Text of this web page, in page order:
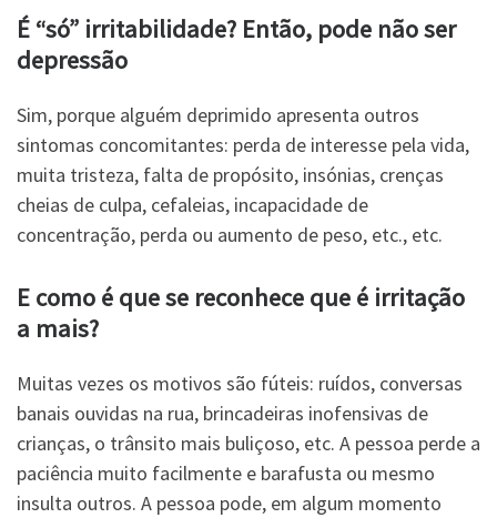
É “só” irritabilidade? Então, pode não ser
depressão
Sim, porque alguém deprimido apresenta outros
sintomas concomitantes: perda de interesse pela vida,
muita tristeza, falta de propósito, insónias, crenças
cheias de culpa, cefaleias, incapacidade de
concentração, perda ou aumento de peso, etc., etc.
E como é que se reconhece que é irritação
a mais?
Muitas vezes os motivos são fúteis: ruídos, conversas
banais ouvidas na rua, brincadeiras inofensivas de
crianças, o trânsito mais buliçoso, etc. A pessoa perde a
paciência muito facilmente e barafusta ou mesmo
insulta outros. A pessoa pode, em algum momento